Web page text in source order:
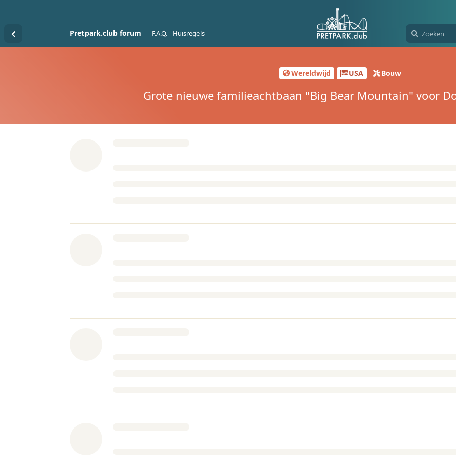
Pretpark.club forum F.A.Q. Huisregels
Wereldwijd USA Bouw
Grote nieuwe familieachtbaan "Big Bear Mountain" voor